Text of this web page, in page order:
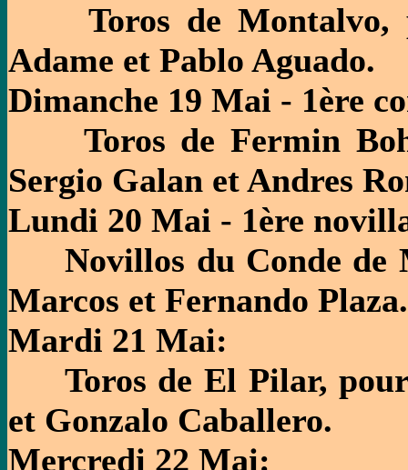
Toros de Montalvo,
Adame et Pablo Aguado.
Dimanche 19 Mai - 1ère
Toros de Fermin
Sergio Galan et Andres
Lundi 20 Mai - 1ère
Novillos du Conde de
Marcos et Fernando Plaza.
Mardi 21 Mai:
Toros de El Pilar, pour
et Gonzalo Caballero.
Mercredi 22 Mai: